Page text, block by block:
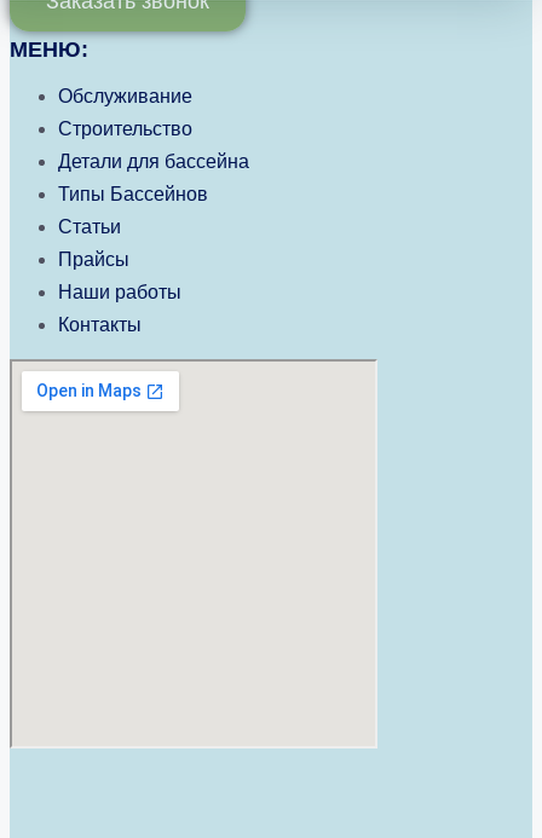
МЕНЮ:
Обслуживание
Строительство
Детали для бассейна
Типы Бассейнов
Статьи
Прайсы
Наши работы
Контакты